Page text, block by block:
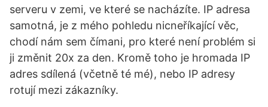
serveru v zemi, ve které se nacházíte. IP adresa
samotná, je z mého pohledu nicneříkající věc,
chodí nám sem čímani, pro které není problém si
ji změnit 20x za den. Kromě toho je hromada IP
adres sdílená (včetně té mé), nebo IP adresy
rotují mezi zákazníky.